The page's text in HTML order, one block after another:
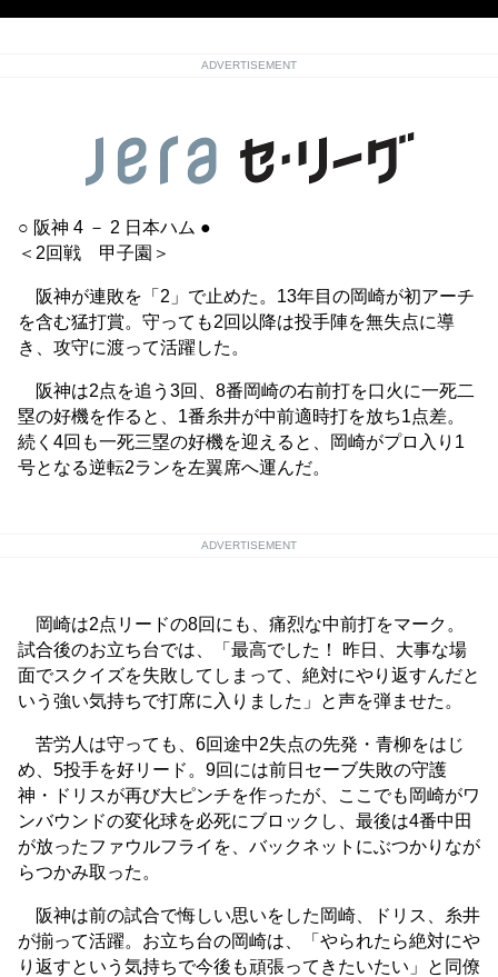
ADVERTISEMENT
○ 阪神 4 － 2 日本ハム ●
＜2回戦 甲子園＞
阪神が連敗を「2」で止めた。13年目の岡崎が初アーチ
を含む猛打賞。守っても2回以降は投手陣を無失点に導
き、攻守に渡って活躍した。
阪神は2点を追う3回、8番岡崎の右前打を口火に一死二
塁の好機を作ると、1番糸井が中前適時打を放ち1点差。
続く4回も一死三塁の好機を迎えると、岡崎がプロ入り1
号となる逆転2ランを左翼席へ運んだ。
ADVERTISEMENT
岡崎は2点リードの8回にも、痛烈な中前打をマーク。
試合後のお立ち台では、「最高でした！ 昨日、大事な場
面でスクイズを失敗してしまって、絶対にやり返すんだと
いう強い気持ちで打席に入りました」と声を弾ませた。
苦労人は守っても、6回途中2失点の先発・青柳をはじ
め、5投手を好リード。9回には前日セーブ失敗の守護
神・ドリスが再び大ピンチを作ったが、ここでも岡崎がワ
ンバウンドの変化球を必死にブロックし、最後は4番中田
が放ったファウルフライを、バックネットにぶつかりなが
らつかみ取った。
阪神は前の試合で悔しい思いをした岡崎、ドリス、糸井
が揃って活躍。お立ち台の岡崎は、「やられたら絶対にや
り返すという気持ちで今後も頑張ってきたいたい」と同僚